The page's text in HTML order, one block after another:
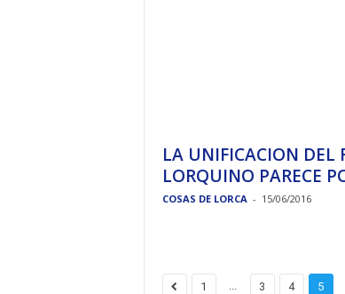
LA UNIFICACION DEL
LORQUINO PARECE
COSAS DE LORCA - 15/06/2016
1 ... 3 4 5